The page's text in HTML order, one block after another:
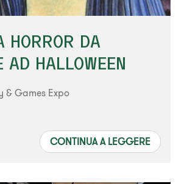
HORROR DA
AD HALLOWEEN
& Games Expo
CONTINUA A LEGGERE